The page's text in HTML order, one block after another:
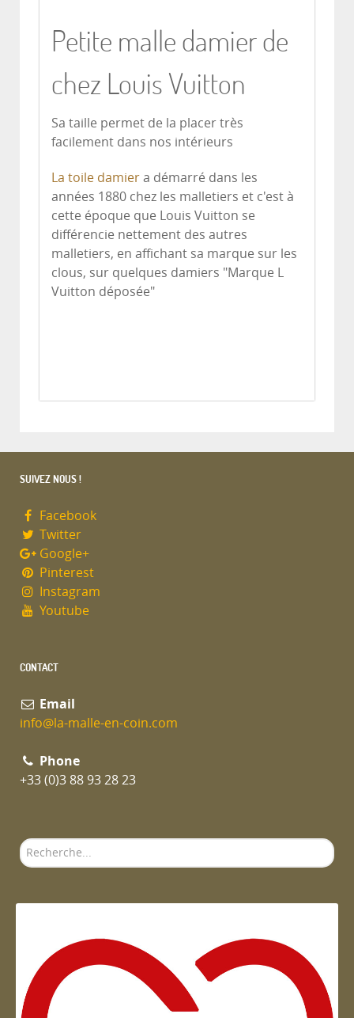
Petite malle damier de
chez Louis Vuitton
Sa taille permet de la placer très
facilement dans nos intérieurs
La toile damier a démarré dans les
années 1880 chez les malletiers et c'est à
cette époque que Louis Vuitton se
différencie nettement des autres
malletiers, en affichant sa marque sur les
clous, sur quelques damiers "Marque L
Vuitton déposée"
SUIVEZ NOUS !
Facebook
Twitter
Google+
Pinterest
Instagram
Youtube
CONTACT
Email
info@la-malle-en-coin.com
Phone
+33 (0)3 88 93 28 23
Rechercher